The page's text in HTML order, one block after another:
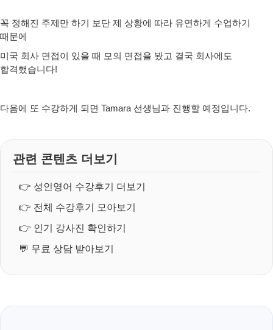
꼭 정해진 주제만 하기 보단 제 상황에 따라 유연하게 수업하기
때문에
미국 회사 면접이 있을 때 모의 면접을 봤고 결국 회사에도
합격했습니다!
다음에 또 수강하게 되면 Tamara 선생님과 진행할 예정입니다.
관련 콘텐츠 더보기
👉 성인영어 수강후기 더보기
👉 전체 수강후기 모아보기
👉 인기 강사진 확인하기
💬 무료 상담 받아보기